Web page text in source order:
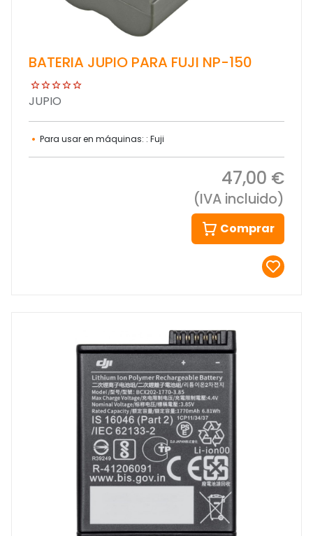
BATERIA JUPIO PARA FUJI NP-150
JUPIO
Para usar en máquinas: : Fuji
47,00 €
(IVA incluido)
Comprar